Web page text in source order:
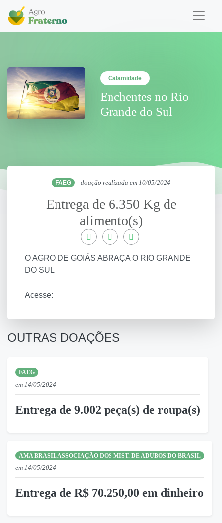
Calamidade
Enchentes no Rio
Grande do Sul
FAEG doação realizada em 10/05/2024
Entrega de 6.350 Kg de
alimento(s)
Compartilhar WhatsApp
Compartilhar Facebook
Compartilhar Twitter
O AGRO DE GOIÁS ABRAÇA O RIO GRANDE
DO SUL
Acesse:
OUTRAS DOAÇÕES
FAEG
em 14/05/2024
Entrega de 9.002 peça(s) de roupa(s)
AMA BRASIL ASSOCIAÇÃO DOS MIST. DE ADUBOS DO BRASIL
em 14/05/2024
Entrega de R$ 70.250,00 em dinheiro